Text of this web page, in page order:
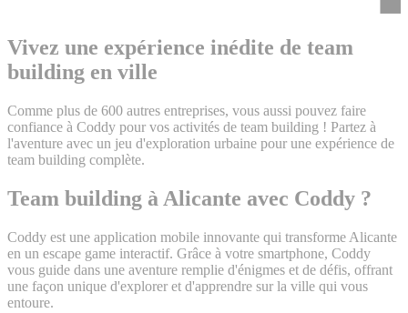
Vivez une expérience inédite de team
building en ville
Comme plus de 600 autres entreprises, vous aussi pouvez faire
confiance à Coddy pour vos activités de team building ! Partez à
l'aventure avec un jeu d'exploration urbaine pour une expérience de
team building complète.
Team building à Alicante avec Coddy ?
Coddy est une application mobile innovante qui transforme Alicante
en un escape game interactif. Grâce à votre smartphone, Coddy
vous guide dans une aventure remplie d'énigmes et de défis, offrant
une façon unique d'explorer et d'apprendre sur la ville qui vous
entoure.